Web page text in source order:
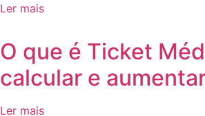
Ler mais
O que é Ticket
calcular e
Ler mais